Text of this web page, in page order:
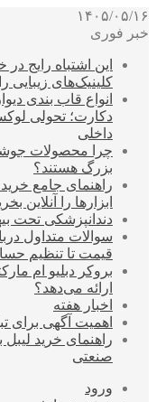
۱۴۰۵/۰۵/۱۶
خبر فوری
این اشتباه رایج
کلینیک‌های زیبایی
انواع قاب بندی
دکارت؛ تحولی
داخلی
بزرگ هستند؟
راهنمای جامع
ابزارها را آنلاین
دندانپزشکی تحت
سوالات متداول
قیمت تا تنظیم
ارائه می‌دهد؟
اخبار هفته
اهمیت آگهی برای
راهنمای خرید
صنعتی
ورود